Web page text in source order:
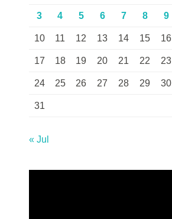
3 4 5 6 7 8 9
10 11 12 13 14 15 16
17 18 19 20 21 22 23
24 25 26 27 28 29 30
31
« Jul